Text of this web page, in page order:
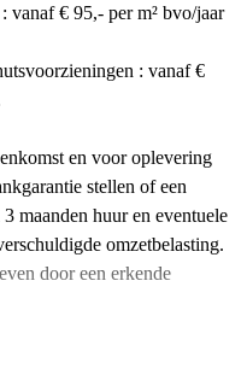
vanaf € 95,- per m² bvo/jaar
: vanaf €
en voor oplevering
stellen of een
maanden huur en eventuele
omzetbelasting.
door een erkende